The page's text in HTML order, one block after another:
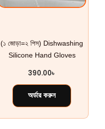
(১ জোড়া=২ পিস) Dishwashing
Silicone Hand Gloves
390.00৳
অর্ডার করুন